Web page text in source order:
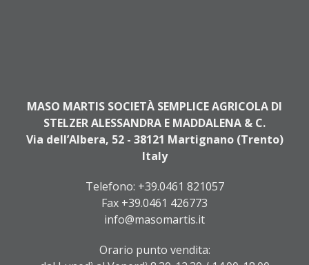
MASO MARTIS SOCIETÀ SEMPLICE AGRICOLA DI
STELZER ALESSANDRA E MADDALENA & C.
Via dell’Albera, 52 - 38121 Martignano (Trento)
Italy
Telefono: +39.0461 821057
Fax +39.0461 426773
info@masomartis.it
Orario punto vendita: